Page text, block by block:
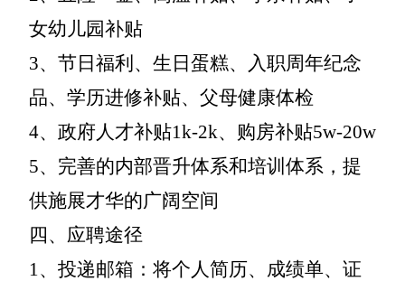
女幼儿园补贴
3、 节日福利、生日蛋糕、入职周年纪念
品、学历进修补贴、父母健康体检
4、 政府人才补贴1k-2k、购房补贴5w-20w
5、 完善的内部晋升体系和培训体系，提
供施展才华的广阔空间
四、应聘途径
1、投递邮箱：将个人简历、成绩单、证